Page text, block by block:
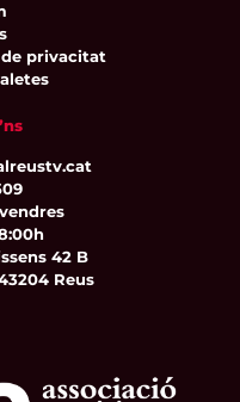
privacitat
42 B
Reus